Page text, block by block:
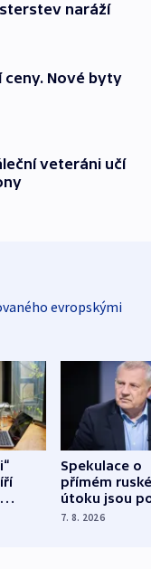
naráží
ceny. Nové byty
veteráni učí
evropskými
Spekulace o
přímém
útoku jsou
míní
7. 8. 2026